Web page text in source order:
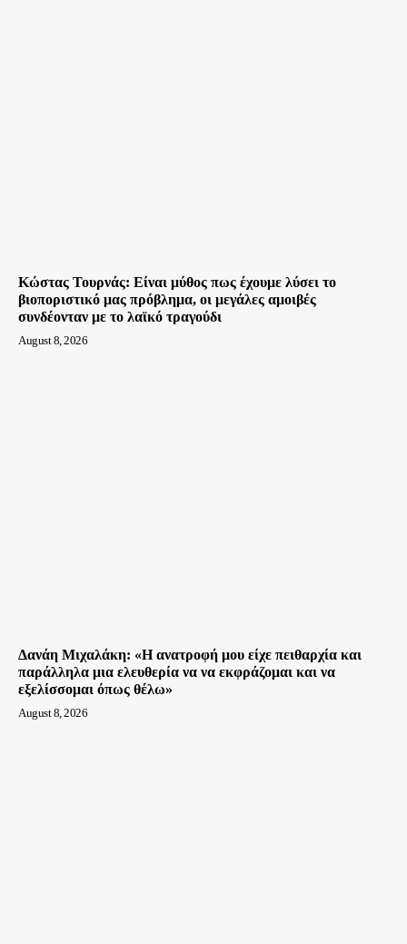
Κώστας Τουρνάς: Είναι μύθος πως έχουμε λύσει το
βιοποριστικό μας πρόβλημα, οι μεγάλες αμοιβές
συνδέονταν με το λαϊκό τραγούδι
August 8, 2026
Δανάη Μιχαλάκη: «Η ανατροφή μου είχε πειθαρχία και
παράλληλα μια ελευθερία να να εκφράζομαι και να
εξελίσσομαι όπως θέλω»
August 8, 2026